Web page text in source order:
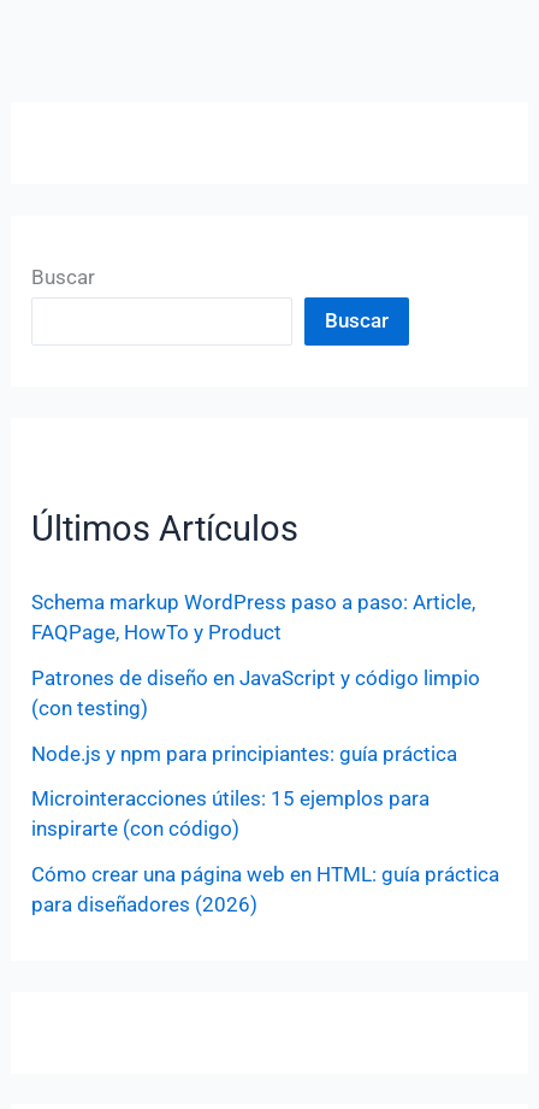
Buscar
Buscar
Últimos Artículos
Schema markup WordPress paso a paso: Article,
FAQPage, HowTo y Product
Patrones de diseño en JavaScript y código limpio
(con testing)
Node.js y npm para principiantes: guía práctica
Microinteracciones útiles: 15 ejemplos para
inspirarte (con código)
Cómo crear una página web en HTML: guía práctica
para diseñadores (2026)